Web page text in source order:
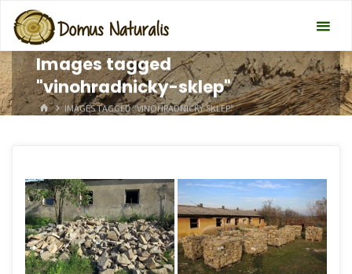
Images tagged
"vinohradnicky-sklep"
HOMEIMAGES TAGGED "VINOHRADNICKY-SKLEP"